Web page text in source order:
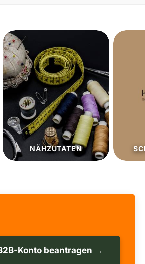
SCHNITTMUSTER
Konto beantragen →